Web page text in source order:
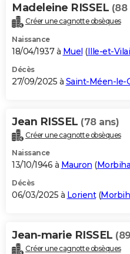
Madeleine RISSEL (88
Créer une cagnotte obsèques
Naissance
18/04/1937 à Muel (Ille-et-
Décès
27/09/2025 à Saint-Méen-le-
Jean RISSEL (78 ans)
Créer une cagnotte obsèques
Naissance
13/10/1946 à Mauron (
Décès
06/03/2025 à Lorient(
Jean-marie RISSEL
Créer une cagnotte obsèques